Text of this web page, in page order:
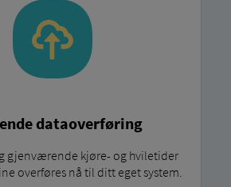
dataoverføring
gjenværende kjøre- og hviletider
overføres nå til ditt eget system.